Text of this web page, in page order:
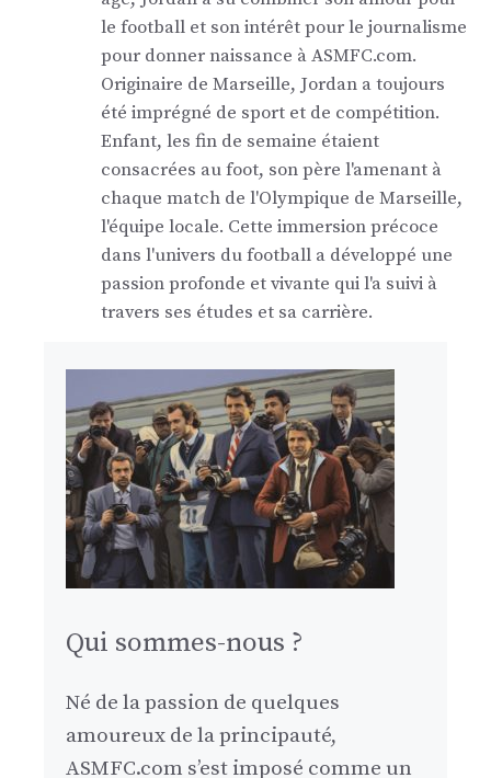
le football et son intérêt pour le journalisme
pour donner naissance à ASMFC.com.
Originaire de Marseille, Jordan a toujours
été imprégné de sport et de compétition.
Enfant, les fin de semaine étaient
consacrées au foot, son père l'amenant à
chaque match de l'Olympique de Marseille,
l'équipe locale. Cette immersion précoce
dans l'univers du football a développé une
passion profonde et vivante qui l'a suivi à
travers ses études et sa carrière.
Qui sommes-nous ?
Né de la passion de quelques
amoureux de la principauté,
ASMFC.com s’est imposé comme un